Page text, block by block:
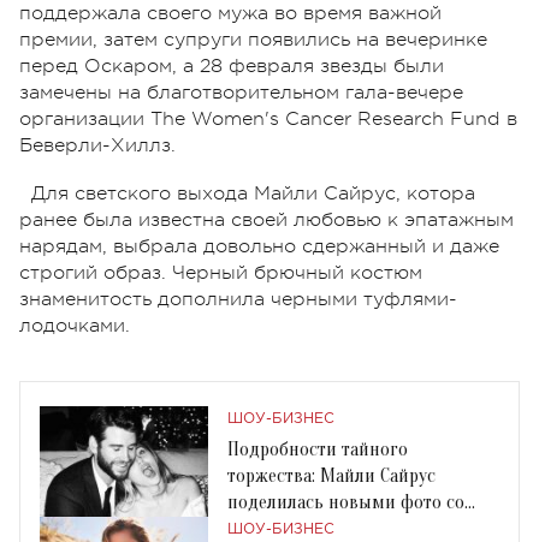
поддержала своего мужа во время важной
премии, затем супруги появились на вечеринке
перед Оскаром, а 28 февраля звезды были
замечены на благотворительном гала-вечере
организации The Women's Cancer Research Fund в
Беверли-Хиллз.
Для светского выхода Майли Сайрус, котора
ранее была известна своей любовью к эпатажным
нарядам, выбрала довольно сдержанный и даже
строгий образ. Черный брючный костюм
знаменитость дополнила черными туфлями-
лодочками.
ШОУ-БИЗНЕС
Подробности тайного
торжества: Майли Сайрус
поделилась новыми фото со
свадьбы с Лиамом Хемсвортом
ШОУ-БИЗНЕС